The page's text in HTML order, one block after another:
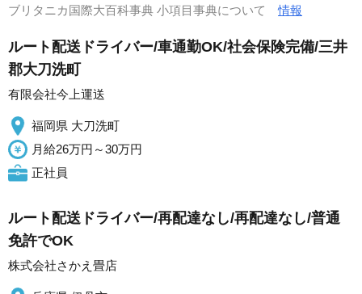
ブリタニカ国際大百科事典 小項目事典について情報
ルート配送ドライバー/車通勤OK/社会保険完備/三井
郡大刀洗町
有限会社今上運送
福岡県 大刀洗町
月給26万円～30万円
正社員
ルート配送ドライバー/再配達なし/再配達なし/普通
免許でOK
株式会社さかえ畳店